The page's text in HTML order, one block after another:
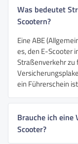
Was bedeutet
Scootern?
Eine ABE
es, den E-Scooter
Straßenverkehr zu
ein Führerschein
Brauche ich eine
Scooter?